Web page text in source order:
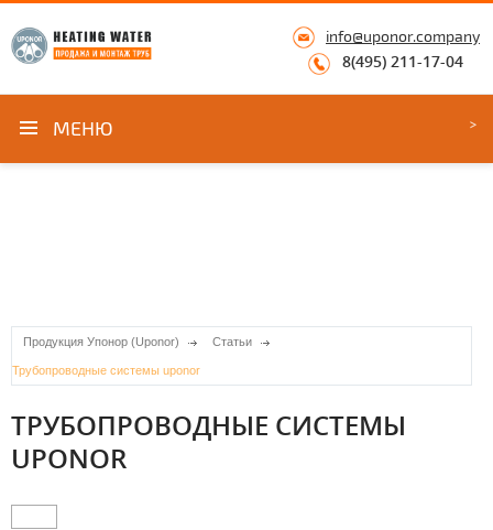
info@uponor.company
8(495) 211-17-04
МЕНЮ
Продукция Упонор (Uponor) Статьи
Трубопроводные системы uponor
ТРУБОПРОВОДНЫЕ СИСТЕМЫ
UPONOR